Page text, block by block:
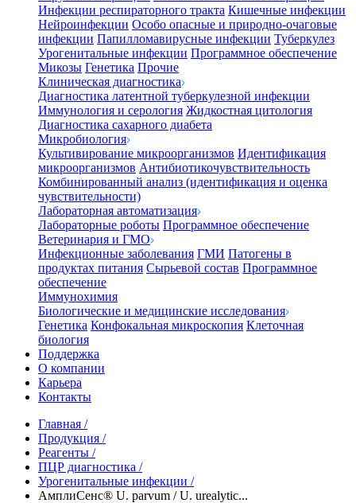
Инфекции респираторного тракта Кишечные инфекции
Нейроинфекции Особо опасные и природно-очаговые
инфекции Папилломавирусные инфекции Туберкулез
Урогенитальные инфекции Программное обеспечение
Микозы Генетика Прочие
Клиническая диагностика
Диагностика латентной туберкулезной инфекции
Иммунология и серология Жидкостная цитология
Диагностика сахарного диабета
Микробиология
Культивирование микроорганизмов Идентификация
микроорганизмов Антибиотикочувствительность
Комбинированный анализ (идентификация и оценка
чувствительности)
Лабораторная автоматизация
Лабораторные роботы Программное обеспечение
Ветеринария и ГМО
Инфекционные заболевания ГМИ Патогены в
продуктах питания Сырьевой состав Программное
обеспечение
Иммунохимия
Биологические и медицинские исследования
Генетика Конфокальная микроскопия Клеточная
биология
Поддержка
О компании
Карьера
Контакты
Главная /
Продукция /
Реагенты /
ПЦР диагностика /
Урогенитальные инфекции /
АмплиСенс® U. parvum / U. urealytic...